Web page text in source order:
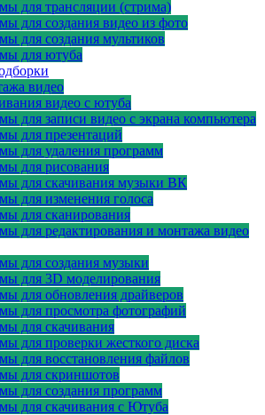
для трансляции (стрима)
для создания видео из фото
для создания мультиков
для ютуба
видео
видео с ютуба
для записи видео с экрана компьютера
для презентаций
для удаления программ
для рисования
для скачивания музыки ВК
для изменения голоса
для сканирования
для редактирования и монтажа видео
для создания музыки
для 3D моделирования
для обновления драйверов
для просмотра фотографий
для скачивания
для проверки жесткого диска
для восстановления файлов
для скриншотов
для создания программ
для скачивания с Ютуба